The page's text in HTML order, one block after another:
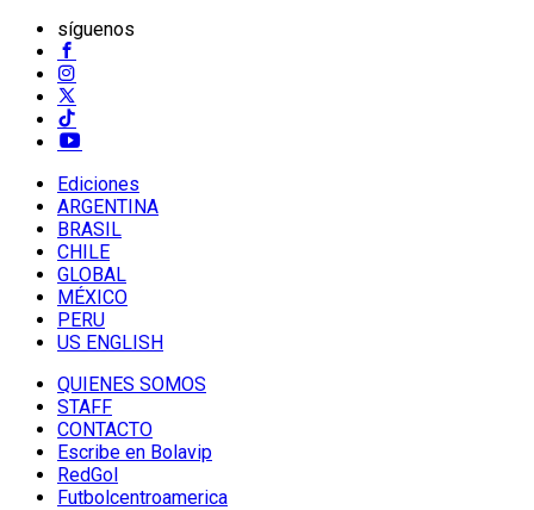
síguenos
Ediciones
ARGENTINA
BRASIL
CHILE
GLOBAL
MÉXICO
PERU
US ENGLISH
QUIENES SOMOS
STAFF
CONTACTO
Escribe en Bolavip
RedGol
Futbolcentroamerica